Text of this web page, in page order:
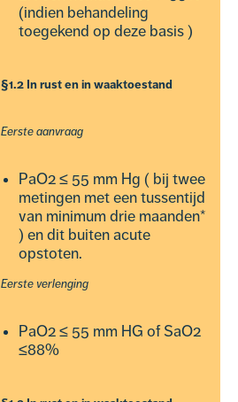
(indien behandeling
toegekend op deze basis )
§1.2 In rust en in waaktoestand
Eerste aanvraag
PaO2 ≤ 55 mm Hg ( bij twee
metingen met een tussentijd
van minimum drie maanden*
) en dit buiten acute
opstoten.
Eerste verlenging
PaO2 ≤ 55 mm HG of SaO2
≤88%